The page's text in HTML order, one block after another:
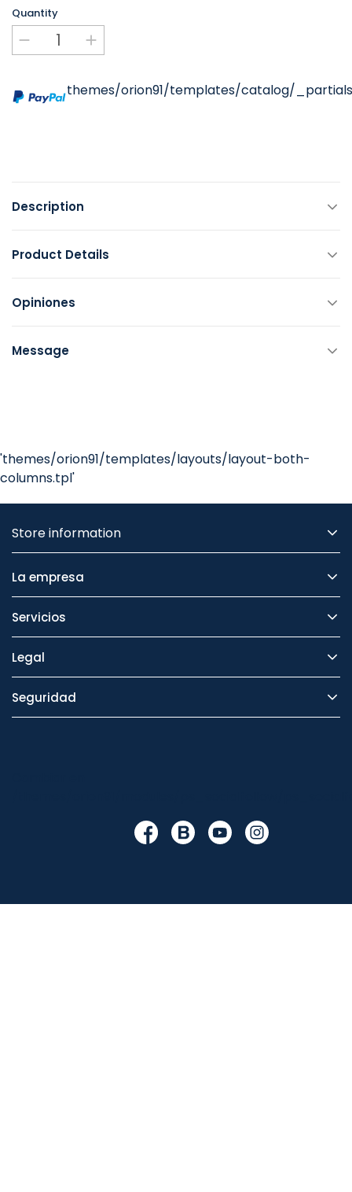
Quantity
themes/orion91/templates/catalog/
Description
Product Details
Opiniones
Message
'themes/orion91/templates/layouts/layout-both-
columns.tpl'
Store information
La empresa
Servicios
Legal
Seguridad